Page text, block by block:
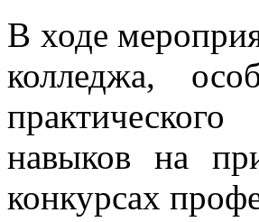
В ходе
колледжа,
навыков на
конкурсах